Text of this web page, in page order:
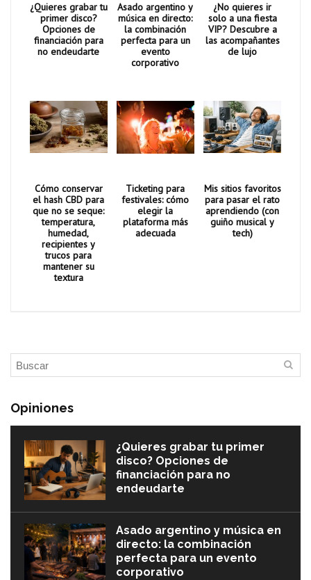
¿Quieres grabar tu
primer disco?
Opciones de
financiación para
no endeudarte
Asado argentino y
música en directo:
la combinación
perfecta para un
evento
corporativo
¿No quieres ir
solo a una fiesta
VIP? Descubre a
las acompañantes
de lujo
Cómo conservar
el hash CBD para
que no se seque:
temperatura,
humedad,
recipientes y
trucos para
mantener su
textura
Ticketing para
festivales: cómo
elegir la
plataforma más
adecuada
Mis sitios favoritos
para pasar el rato
aprendiendo (con
guiño musical y
tech)
Opiniones
¿Quieres grabar tu primer
disco? Opciones de
financiación para no
endeudarte
Asado argentino y música en
directo: la combinación
perfecta para un evento
corporativo